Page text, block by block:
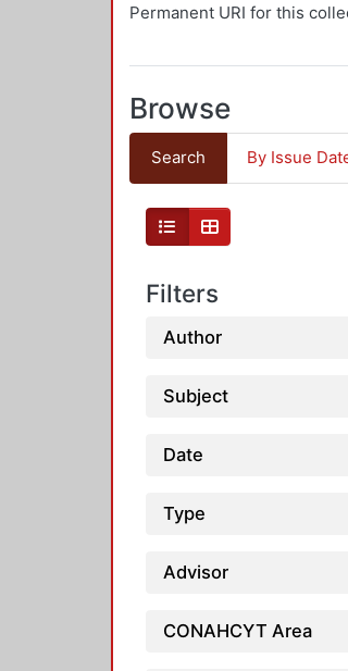
Permanent URI for this
Browse
Search By Issue
Filters
Author
Subject
Date
Type
Advisor
CONAHCYT Area